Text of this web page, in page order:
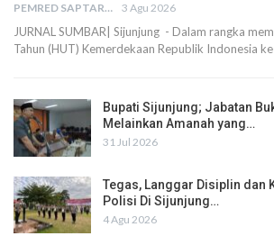
PEMRED SAPTARIUS 3 Agu 2026
JURNAL SUMBAR| Sijunjung - Dalam rangka
Tahun (HUT) Kemerdekaan Republik Indonesia
Bupati Sijunjung; Jabatan
Melainkan Amanah yang…
31 Jul 2026
Tegas, Langgar Disiplin dan
Polisi Di Sijunjung…
4 Agu 2026